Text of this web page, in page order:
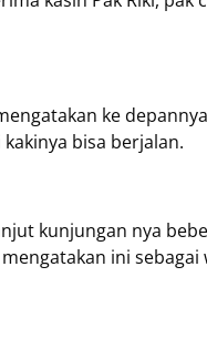
ke
bisa berjalan.
kunjungan nya
ini